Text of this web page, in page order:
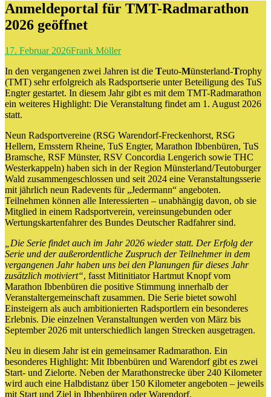
Anmeldeportal für TMT-Radmarathon
2026 geöffnet
17. Februar 2026Frank Möller
In den vergangenen zwei Jahren ist die Teuto-Münsterland-Trophy
(TMT) sehr erfolgreich als Radsportserie unter Beteiligung des TuS
Engter gestartet. In diesem Jahr gibt es mit dem TMT-Radmarathon
ein weiteres Highlight: Die Veranstaltung findet am 1. August 2026
statt.
Neun Radsportvereine (RSG Warendorf-Freckenhorst, RSG
Hellern, Emsstern Rheine, TuS Engter, Marathon Ibbenbüren, TuS
Bramsche, RSF Münster, RSV Concordia Lengerich sowie THC
Westerkappeln) haben sich in der Region Münsterland/Teutoburger
Wald zusammengeschlossen und seit 2024 eine Veranstaltungsserie
mit jährlich neun Radevents für „Jedermann“ angeboten.
Teilnehmen können alle Interessierten – unabhängig davon, ob sie
Mitglied in einem Radsportverein, vereinsungebunden oder
Wertungskartenfahrer des Bundes Deutscher Radfahrer sind.
„Die Serie findet auch im Jahr 2026 wieder statt. Der Erfolg der
Serie und der außerordentliche Zuspruch der Teilnehmer in dem
vergangenen Jahr haben uns bei den Planungen für dieses Jahr
zusätzlich motiviert“, fasst Mitinitiator Hartmut Knopf vom
Marathon Ibbenbüren die positive Stimmung innerhalb der
Veranstaltergemeinschaft zusammen. Die Serie bietet sowohl
Einsteigern als auch ambitionierten Radsportlern ein besonderes
Erlebnis. Die einzelnen Veranstaltungen werden von März bis
September 2026 mit unterschiedlich langen Strecken ausgetragen.
Neu in diesem Jahr ist ein gemeinsamer Radmarathon. Ein
besonderes Highlight: Mit Ibbenbüren und Warendorf gibt es zwei
Start- und Zielorte. Neben der Marathonstrecke über 240 Kilometer
wird auch eine Halbdistanz über 150 Kilometer angeboten – jeweils
mit Start und Ziel in Ibbenbüren oder Warendorf.